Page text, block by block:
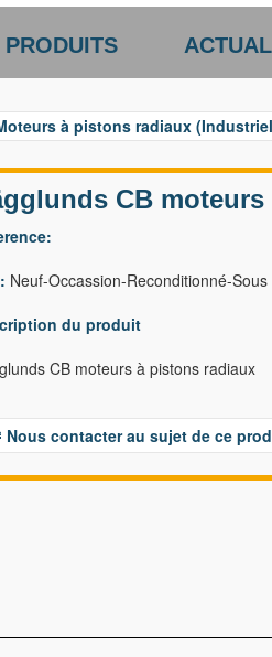
à pistons radiaux
CB
Neuf-Occassion-Reconditionné-
du produit
CB moteurs à pistons radiaux
Nous contacter au sujet de ce